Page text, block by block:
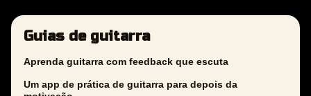
Guias de guitarra
Aprenda guitarra com feedback que escuta
Um app de prática de guitarra para depois da